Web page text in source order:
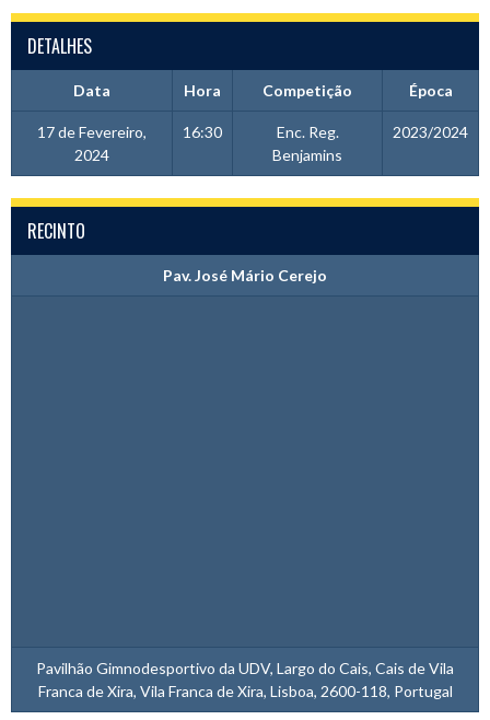
DETALHES
Data Hora Competição Época
17 de Fevereiro,
2024
16:30
Enc. Reg.
Benjamins
2023/2024
RECINTO
Pav. José Mário Cerejo
Pavilhão Gimnodesportivo da UDV, Largo do Cais, Cais de Vila
Franca de Xira, Vila Franca de Xira, Lisboa, 2600-118, Portugal